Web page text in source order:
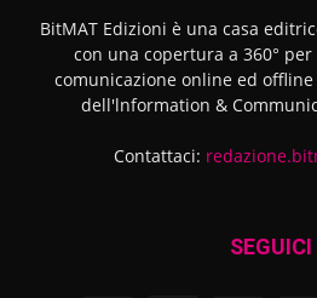
BitMAT Edizioni è una casa
con una copertura a 360°
comunicazione online ed
dell'lnformation &
Contattaci:
SEGUICI